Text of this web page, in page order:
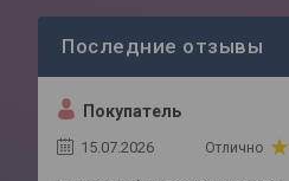
Покупатель
15.07.2026 Отлично